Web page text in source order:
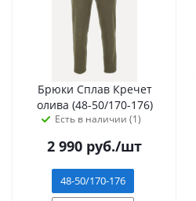
Брюки Сплав Кречет
олива (48-50/170-176)
Есть в наличии (1)
2 990 руб./шт
48-50/170-176